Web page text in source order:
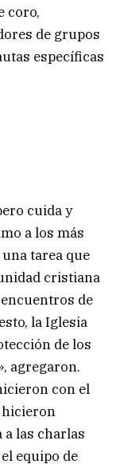
coro,
de grupos
específicas
cuida y
a los más
tarea que
cristiana
de
la Iglesia
de los
agregaron.
con el
hicieron
a las charlas
equipo de